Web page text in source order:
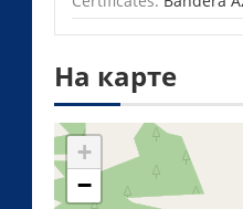
На карте
+
−